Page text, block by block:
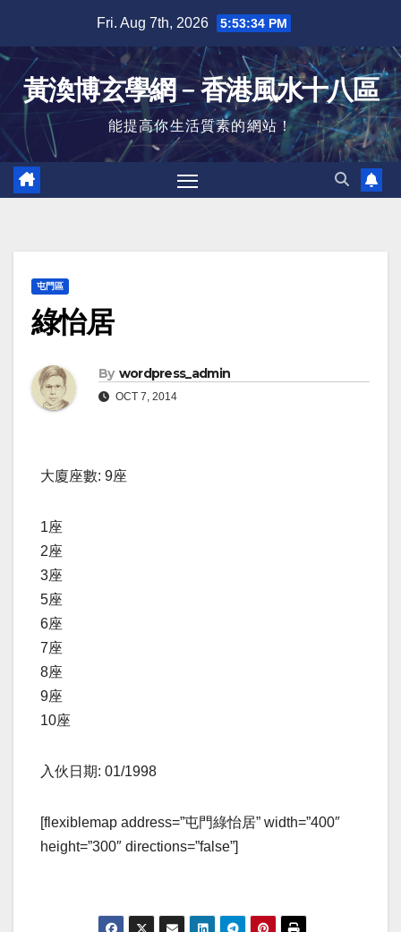
content
Fri. Aug 7th, 2026 5:53:35 PM
黃渙博玄學網﹣香港風水十八區
能提高你生活質素的網站！
屯門區
綠怡居
By wordpress_admin
OCT 7, 2014
大廈座數: 9座
1座
2座
3座
5座
6座
7座
8座
9座
10座
入伙日期: 01/1998
[flexiblemap address=”屯門綠怡居” width=”400″
height=”300″ directions=”false”]